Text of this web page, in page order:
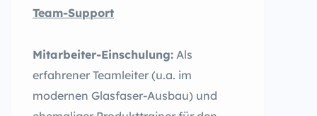
Team-Support
Mitarbeiter-Einschulung: Als
erfahrener Teamleiter (u.a. im
modernen Glasfaser-Ausbau) und